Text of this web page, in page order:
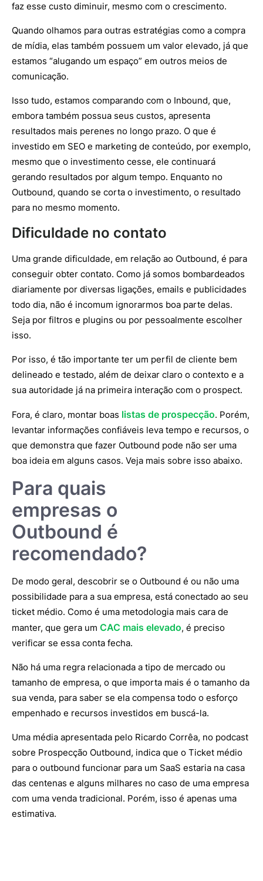
faz esse custo diminuir, mesmo com o crescimento.
Quando olhamos para outras estratégias como a compra
de mídia, elas também possuem um valor elevado, já que
estamos “alugando um espaço” em outros meios de
comunicação.
Isso tudo, estamos comparando com o Inbound, que,
embora também possua seus custos, apresenta
resultados mais perenes no longo prazo. O que é
investido em SEO e marketing de conteúdo, por exemplo,
mesmo que o investimento cesse, ele continuará
gerando resultados por algum tempo. Enquanto no
Outbound, quando se corta o investimento, o resultado
para no mesmo momento.
Dificuldade no contato
Uma grande dificuldade, em relação ao Outbound, é para
conseguir obter contato. Como já somos bombardeados
diariamente por diversas ligações, emails e publicidades
todo dia, não é incomum ignorarmos boa parte delas.
Seja por filtros e plugins ou por pessoalmente escolher
isso.
Por isso, é tão importante ter um perfil de cliente bem
delineado e testado, além de deixar claro o contexto e a
sua autoridade já na primeira interação com o prospect.
Fora, é claro, montar boas listas de prospecção. Porém,
levantar informações confiáveis leva tempo e recursos, o
que demonstra que fazer Outbound pode não ser uma
boa ideia em alguns casos. Veja mais sobre isso abaixo.
Para quais
empresas o
Outbound é
recomendado?
De modo geral, descobrir se o Outbound é ou não uma
possibilidade para a sua empresa, está conectado ao seu
ticket médio. Como é uma metodologia mais cara de
manter, que gera um CAC mais elevado, é preciso
verificar se essa conta fecha.
Não há uma regra relacionada a tipo de mercado ou
tamanho de empresa, o que importa mais é o tamanho da
sua venda, para saber se ela compensa todo o esforço
empenhado e recursos investidos em buscá-la.
Uma média apresentada pelo Ricardo Corrêa, no podcast
sobre Prospecção Outbound, indica que o Ticket médio
para o outbound funcionar para um SaaS estaria na casa
das centenas e alguns milhares no caso de uma empresa
com uma venda tradicional. Porém, isso é apenas uma
estimativa.